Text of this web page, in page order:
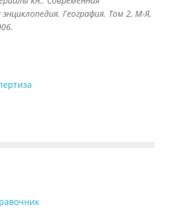
География. Том 2, М-Я,